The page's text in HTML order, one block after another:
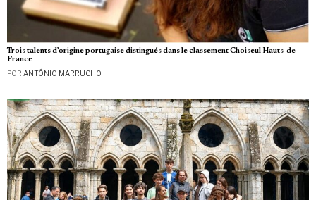
Trois talents d’origine portugaise distingués dans le classement Choiseul Hauts-de-
France
POR ANTÓNIO MARRUCHO